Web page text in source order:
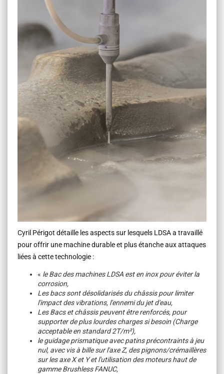
Cyril Périgot détaille les aspects sur lesquels LDSA a travaillé
pour offrir une machine durable et plus étanche aux attaques
liées à cette technologie :
« le Bac des machines LDSA est en inox pour éviter la
corrosion,
Les bacs sont désolidarisés du châssis pour limiter
l'impact des vibrations, l'ennemi du jet d'eau,
Les Bacs et châssis peuvent être renforcés, pour
supporter de plus lourdes charges si besoin (Charge
acceptable en standard 2T/m²),
le guidage prismatique avec patins précontraints à jeu
nul, avec vis à bille sur l'axe Z, des pignons/crémaillères
sur les axe X et Y et l'utilisation des moteurs haut de
gamme Brushless FANUC,